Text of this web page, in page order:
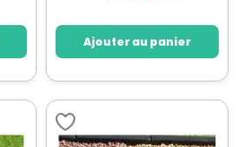
Ajouter au panier